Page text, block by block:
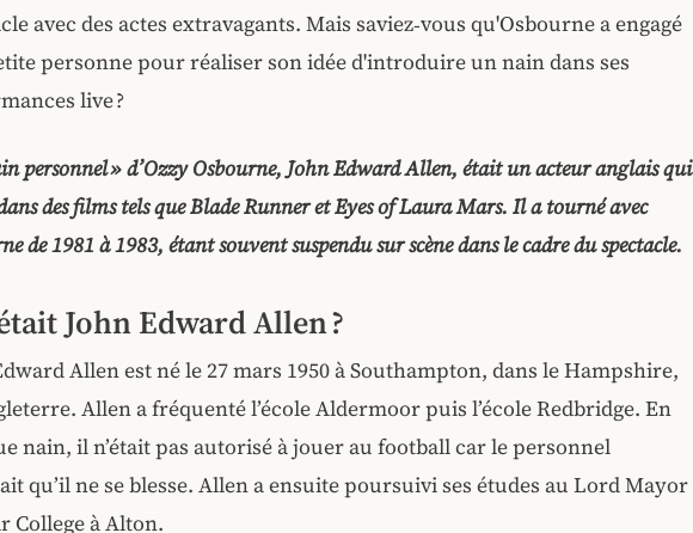
avec des actes extravagants. Mais saviez‑vous qu'Osbourne a engagé
personne pour réaliser son idée d'introduire un nain dans ses
live ?
personnel » d’Ozzy Osbourne, John Edward Allen, était un acteur anglais qui
des films tels que Blade Runner et Eyes of Laura Mars. Il a tourné avec
de 1981 à 1983, étant souvent suspendu sur scène dans le cadre du spectacle.
John Edward Allen ?
Allen est né le 27 mars 1950 à Southampton, dans le Hampshire,
Allen a fréquenté l’école Aldermoor puis l’école Redbridge. En
nain, il n’était pas autorisé à jouer au football car le personnel
qu’il ne se blesse. Allen a ensuite poursuivi ses études au Lord Mayor
College à Alton.